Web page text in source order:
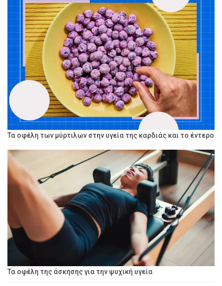
Τα οφέλη των μύρτιλων στην υγεία της καρδιάς και το έντερο
Τα οφέλη της άσκησης για την ψυχική υγεία